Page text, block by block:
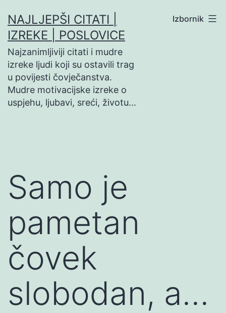
na
sadržaj
NAJLJEPŠI CITATI |
IZREKE | POSLOVICE
Najzanimljiviji citati i mudre
izreke ljudi koji su ostavili trag
u povijesti čovječanstva.
Mudre motivacijske izreke o
uspjehu, ljubavi, sreći, životu…
Izbornik
Samo je
pametan
čovek
slobodan, a…